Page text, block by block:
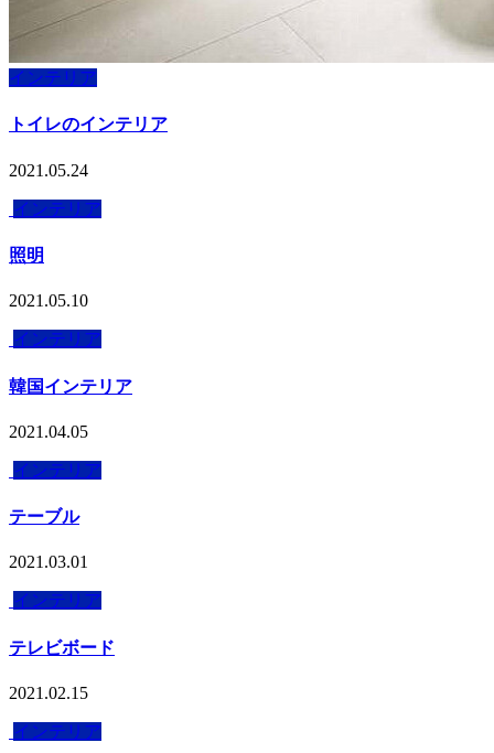
インテリア
トイレのインテリア
2021.05.24
インテリア
照明
2021.05.10
インテリア
韓国インテリア
2021.04.05
インテリア
テーブル
2021.03.01
インテリア
テレビボード
2021.02.15
インテリア